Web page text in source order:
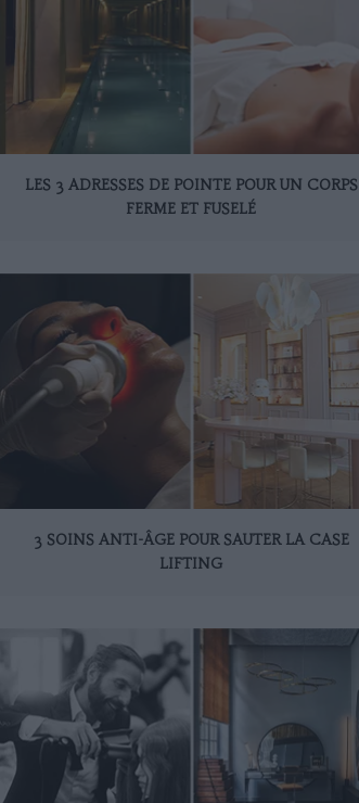
LES 3 ADRESSES DE POINTE POUR UN CORPS
FERME ET FUSELÉ
3 SOINS ANTI-ÂGE POUR SAUTER LA CASE
LIFTING